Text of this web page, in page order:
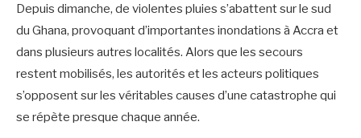
‎Depuis dimanche, de violentes pluies s’abattent sur le sud
du Ghana, provoquant d’importantes inondations à Accra et
dans plusieurs autres localités. Alors que les secours
restent mobilisés, les autorités et les acteurs politiques
s’opposent sur les véritables causes d’une catastrophe qui
se répète presque chaque année.